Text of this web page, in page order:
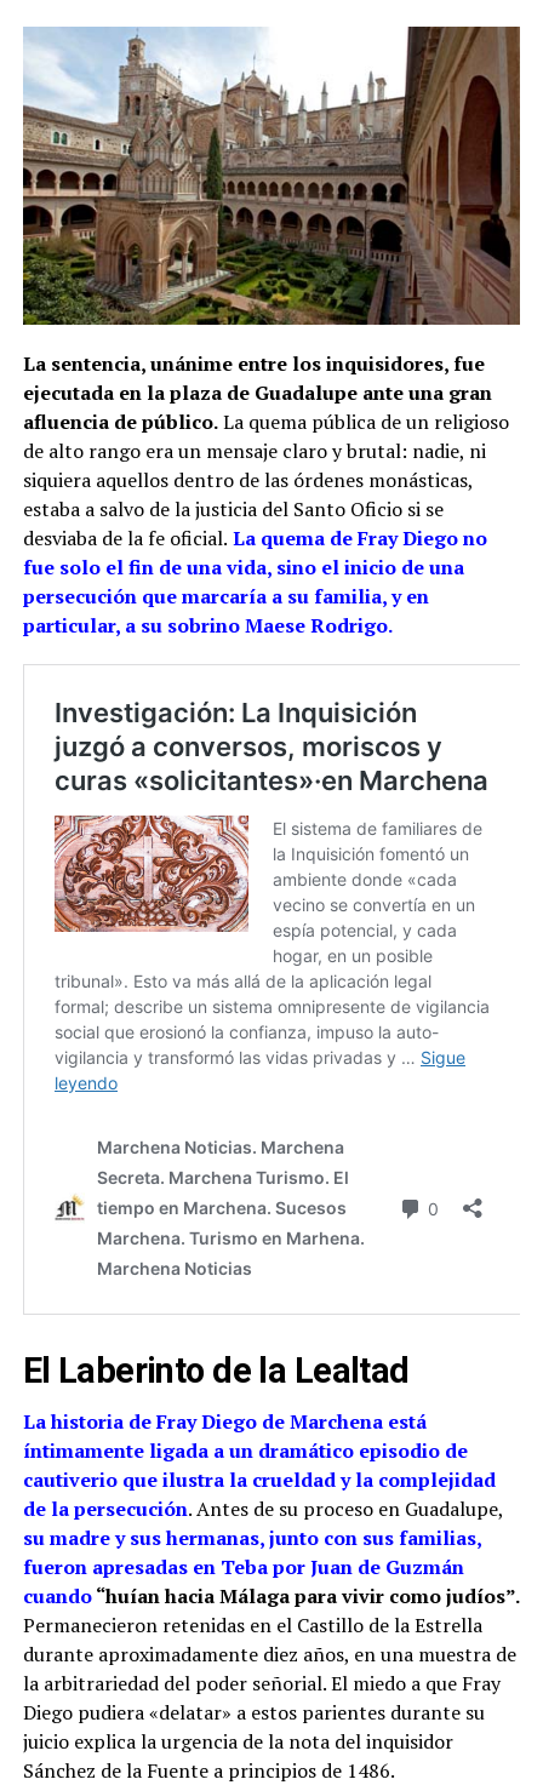
La sentencia, unánime entre los inquisidores, fue
ejecutada en la plaza de Guadalupe ante una gran
afluencia de público.La quema pública de un religioso
de alto rango era un mensaje claro y brutal: nadie, ni
siquiera aquellos dentro de las órdenes monásticas,
estaba a salvo de la justicia del Santo Oficio si se
desviaba de la fe oficial. La quema de Fray Diego no
fue solo el fin de una vida, sino el inicio de una
persecución que marcaría a su familia, y en
particular, a su sobrino Maese Rodrigo.
El Laberinto de la Lealtad
La historia de Fray Diego de Marchena está
íntimamente ligada a un dramático episodio de
cautiverio que ilustra la crueldad y la complejidad
de la persecución. Antes de su proceso en Guadalupe,
su madre y sus hermanas, junto con sus familias,
fueron apresadas en Teba por Juan de Guzmán
cuando“huían hacia Málaga para vivir como judíos”.
Permanecieron retenidas en el Castillo de la Estrella
durante aproximadamente diez años, en una muestra de
la arbitrariedad del poder señorial. El miedo a que Fray
Diego pudiera «delatar» a estos parientes durante su
juicio explica la urgencia de la nota del inquisidor
Sánchez de la Fuente a principios de 1486.